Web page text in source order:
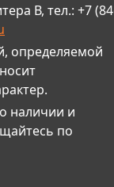
В, тел.: +7
определяемой
наличии и
по